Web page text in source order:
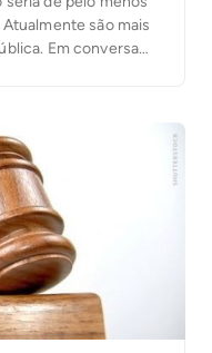
são mais
Em conversa